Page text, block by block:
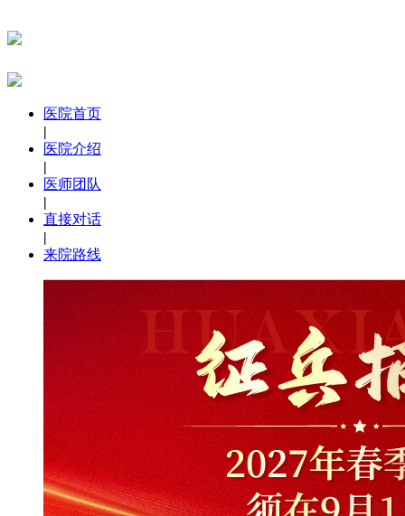
医院首页
|
医院介绍
|
医师团队
|
直接对话
|
来院路线